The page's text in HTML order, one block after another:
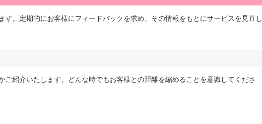
す。定期的にお客様にフィードバックを求め、その情報をもとにサービスを見直し
紹介いたします。どんな時でもお客様との距離を縮めることを意識してくださ